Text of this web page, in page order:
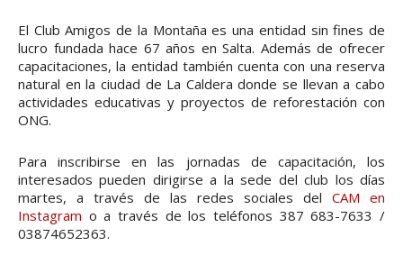
El Club Amigos de la Montaña es una entidad sin fines de
lucro fundada hace 67 años en Salta. Además de ofrecer
capacitaciones, la entidad también cuenta con una reserva
natural en la ciudad de La Caldera donde se llevan a cabo
actividades educativas y proyectos de reforestación con
ONG.
Para inscribirse en las jornadas de capacitación, los
interesados pueden dirigirse a la sede del club los días
martes, a través de las redes sociales del CAM en
Instagram o a través de los teléfonos 387 683-7633 /
03874652363.